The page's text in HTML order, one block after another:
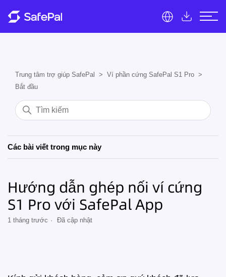
Trung tâm trợ giúp SafePal
Ví phần cứng SafePal S1 Pro
Bắt đầu
Các bài viết trong mục này
Hướng dẫn ghép nối ví cứng
S1 Pro với SafePal App
1 tháng trước Đã cập nhật